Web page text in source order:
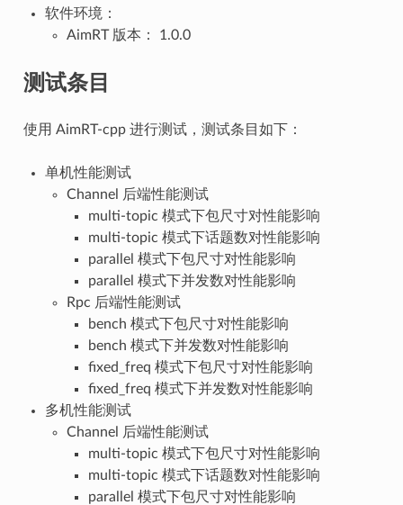
软件环境：
AimRT 版本： 1.0.0
测试条目
使用 AimRT-cpp 进行测试，测试条目如下：
单机性能测试
Channel 后端性能测试
multi-topic 模式下包尺寸对性能影响
multi-topic 模式下话题数对性能影响
parallel 模式下包尺寸对性能影响
parallel 模式下并发数对性能影响
Rpc 后端性能测试
bench 模式下包尺寸对性能影响
bench 模式下并发数对性能影响
fixed_freq 模式下包尺寸对性能影响
fixed_freq 模式下并发数对性能影响
多机性能测试
Channel 后端性能测试
multi-topic 模式下包尺寸对性能影响
multi-topic 模式下话题数对性能影响
parallel 模式下包尺寸对性能影响